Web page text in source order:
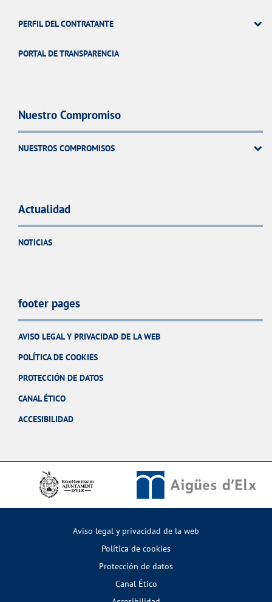
PERFIL DEL CONTRATANTE
PORTAL DE TRANSPARENCIA
Nuestro Compromiso
NUESTROS COMPROMISOS
Actualidad
NOTICIAS
footer pages
AVISO LEGAL Y PRIVACIDAD DE LA WEB
POLÍTICA DE COOKIES
PROTECCIÓN DE DATOS
CANAL ÉTICO
ACCESIBILIDAD
Aviso legal y privacidad de la web
Política de cookies
Protección de datos
Canal Ético